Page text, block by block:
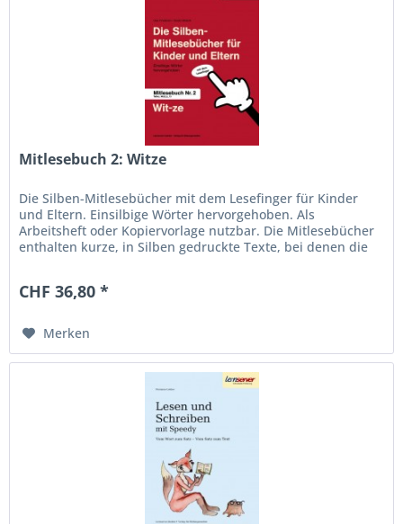
Mitlesebuch 2: Witze
Die Silben-Mitlesebücher mit dem Lesefinger für Kinder
und Eltern. Einsilbige Wörter hervorgehoben. Als
Arbeitsheft oder Kopiervorlage nutzbar. Die Mitlesebücher
enthalten kurze, in Silben gedruckte Texte, bei denen die
CHF 36,80 *
Merken